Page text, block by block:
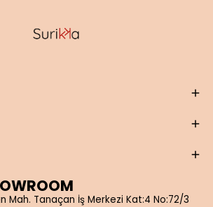
Mah. Tanaçan İş Merkezi Kat:4 No:72/3